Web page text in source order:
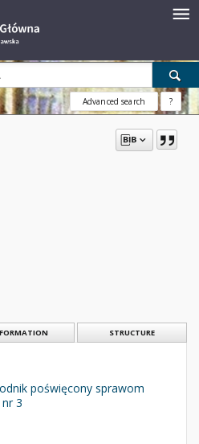
Advanced search ?
STRUCTURE
poświęcony sprawom
3